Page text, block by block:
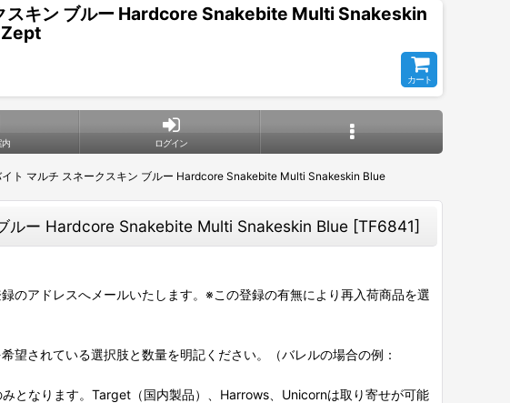
スキン ブルー Hardcore Snakebite Multi Snakeskin
カート
内 ログイン
ト マルチ スネークスキン ブルー Hardcore Snakebite Multi Snakeskin Blue
ルー Hardcore Snakebite Multi Snakeskin Blue [TF6841]
のアドレスへメールいたします。※この登録の有無により再入荷商品を選
されている選択肢と数量を明記ください。（バレルの場合の例：
となります。Target（国内製品）、Harrows、Unicornは取り寄せが可能